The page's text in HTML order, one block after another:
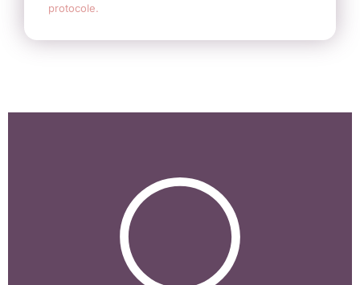
protocole.